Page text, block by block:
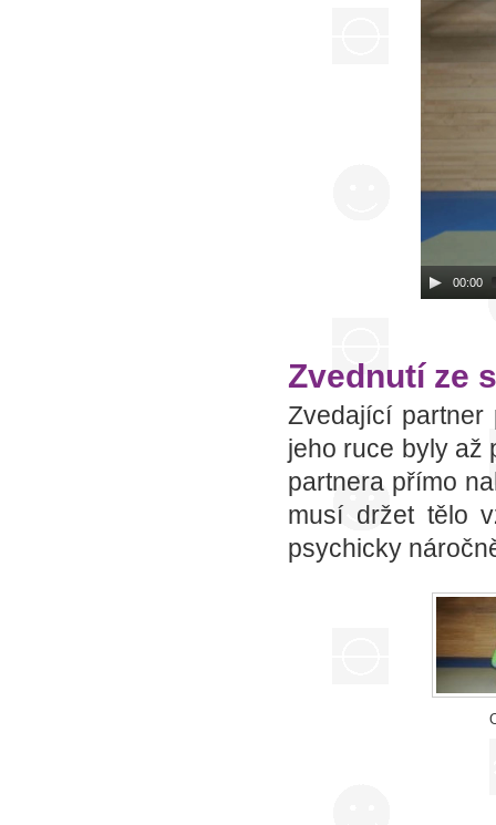
00:00
Zvednutí ze
Zvedající partner
jeho ruce byly až
partnera přímo
musí držet tělo
psychicky